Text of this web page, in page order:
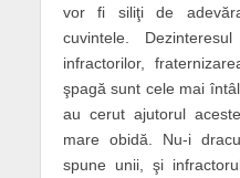
vor fi siliţi de
cuvintele.
infractorilor,
şpagă sunt cele mai
au cerut ajutorul
mare obidă. Nu-i
spune unii, şi